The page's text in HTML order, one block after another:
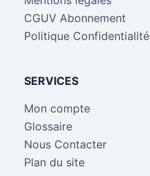
CGUV Abonnement
Politique Confidentialité
SERVICES
Mon compte
Glossaire
Nous Contacter
Plan du site